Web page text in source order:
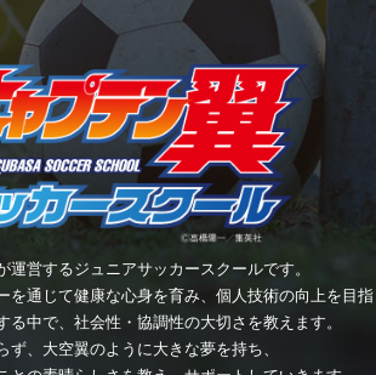
運営するジュニアサッカースクールです。
を通じて健康な心身を育み、個人技術の向上を目指
る中で、社会性・協調性の大切さを教えます。
ず、大空翼のように大きな夢を持ち、